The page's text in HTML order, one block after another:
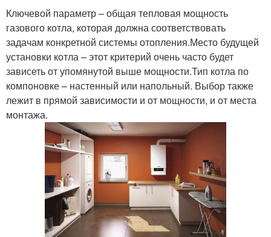
Ключевой параметр – общая тепловая мощность
газового котла, которая должна соответствовать
задачам конкретной системы отопления.Место будущей
установки котла – этот критерий очень часто будет
зависеть от упомянутой выше мощности.Тип котла по
компоновке – настенный или напольный. Выбор также
лежит в прямой зависимости и от мощности, и от места
монтажа.